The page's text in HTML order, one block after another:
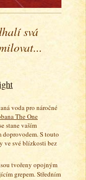
svá
voda pro náročné
The One
stane vaším
S touto
ve své blízkosti bez
tvořeny opojným
grepem. Středním